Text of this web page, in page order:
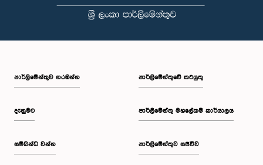
පාර්ලි‌මේන්තුව නරඹන්න
දැනුමට
සම්බන්ධ වන්න
පාර්ලිමේන්තුවේ කටයුතු
පාර්ලිමේන්තු මහලේකම් කාර්යාලය
පාර්ලිමේන්තුව සජීවීව